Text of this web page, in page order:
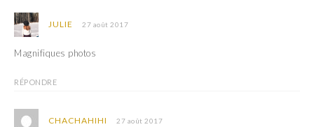
JULIE 27 août 2017
Magnifiques photos
RÉPONDRE
CHACHAHIHI 27 août 2017